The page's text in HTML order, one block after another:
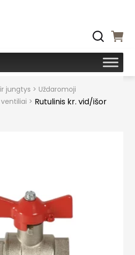
jungtys > Uždaromoji
> Rutulinis kr. vid/išor